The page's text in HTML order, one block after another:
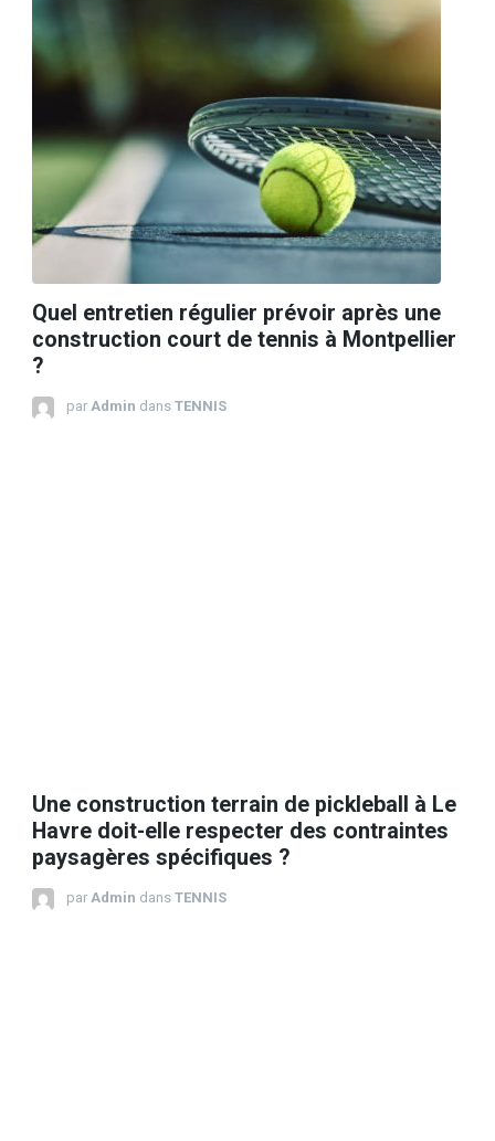
Quel entretien régulier prévoir après une
construction court de tennis à Montpellier
?
par Admin dans TENNIS
Une construction terrain de pickleball à Le
Havre doit-elle respecter des contraintes
paysagères spécifiques ?
par Admin dans TENNIS